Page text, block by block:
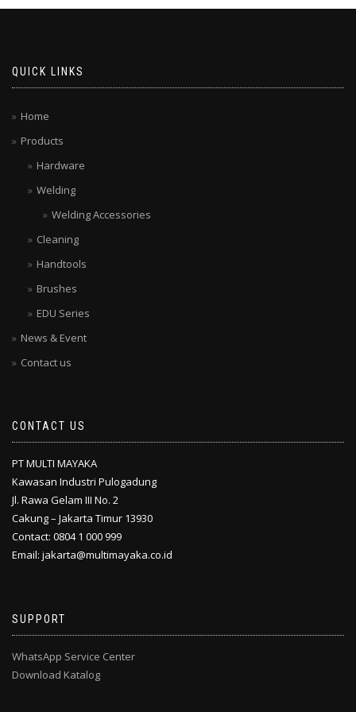
QUICK LINKS
Home
Products
Hardware
Welding
Welding Accessories
Cleaning
Handtools
Brushes
EDU Series
News & Event
Contact us
CONTACT US
PT MULTI MAYAKA
Kawasan Industri Pulogadung
Jl. Rawa Gelam III No. 2
Cakung – Jakarta Timur 13930
Contact: 0804 1 000 999
Email: jakarta@multimayaka.co.id
SUPPORT
WhatsApp Service Center
Download Katalog